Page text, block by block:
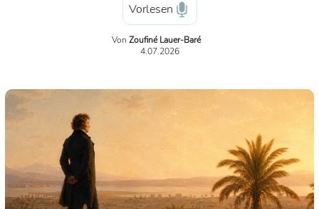
Vorlesen
Von Zoufiné Lauer-Baré
4.07.2026